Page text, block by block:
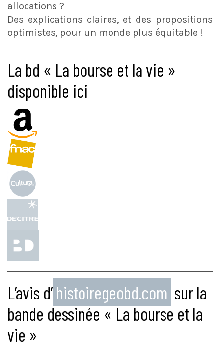
allocations ?
Des explications claires, et des propositions
optimistes, pour un monde plus équitable !
La bd « La bourse et la vie »
disponible ici
L’avis d’ histoiregeobd.com sur la
bande dessinée « La bourse et la
vie »